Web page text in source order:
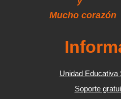
Mucho corazón
Unidad Educativa
Soporte